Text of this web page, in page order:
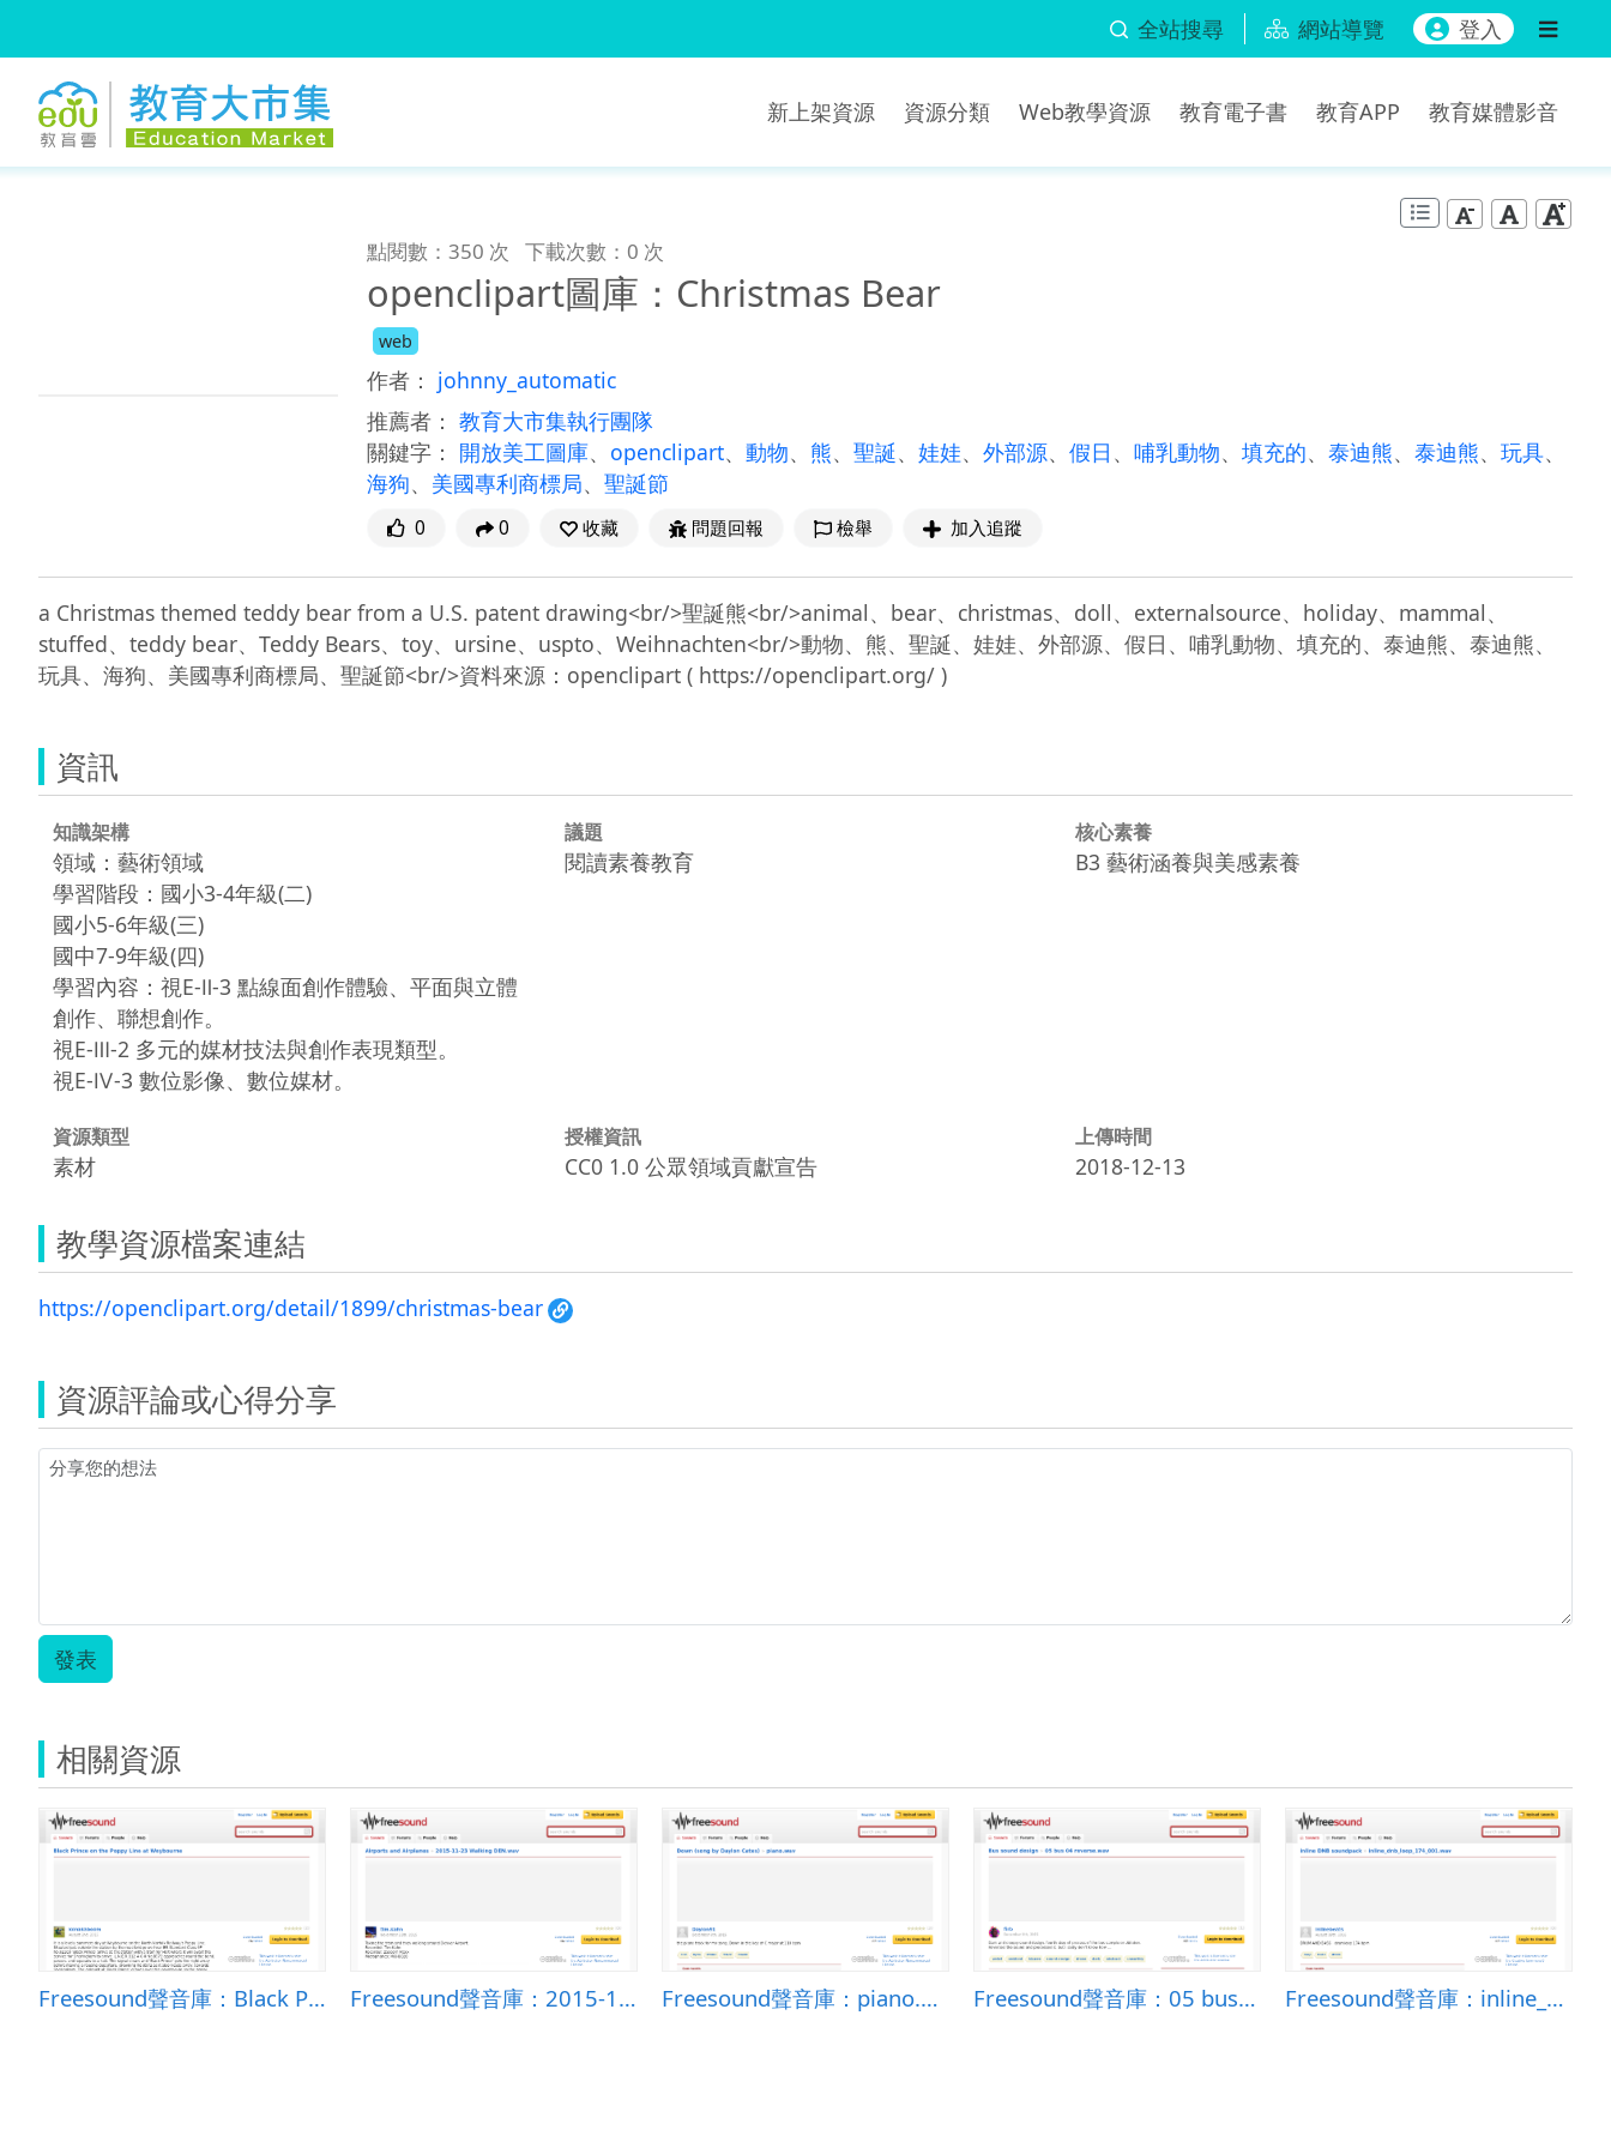
全站搜尋 網站導覽 登入
新上架資源 資源分類 Web教學資源 教育電子書 教育APP 教育媒體影音
點閱數：350 次 下載次數：0 次
openclipart圖庫：Christmas Bear
web
作者： johnny_automatic
推薦者： 教育大市集執行團隊
關鍵字： 開放美工圖庫、 openclipart、 動物、 熊、 聖誕、 娃娃、 外部源、 假日 、 哺乳動物、 填充的、 泰迪熊、 泰迪熊、 玩具、
海狗、 美國專利商標局、 聖誕節
0 0 收藏 問題回報 檢舉 加入追蹤
a Christmas themed teddy bear from a U.S. patent drawing<br/>聖誕熊<br/>animal、bear、christmas、doll、externalsource、holiday、mammal、
stuffed、teddy bear、Teddy Bears、toy、ursine、uspto、Weihnachten<br/>動物、熊、聖誕、娃娃、外部源、假日、哺乳動物、填充的、泰迪熊、泰迪熊、
資訊
知識架構
領域：藝術領域
學習階段：國小3-4年級(二)
國小5-6年級(三)
國中7-9年級(四)
學習內容：視E-Ⅱ-3 點線面創作體驗、平面與立體
創作、聯想創作。
視E-Ⅲ-2 多元的媒材技法與創作表現類型。
視E-Ⅳ-3 數位影像、數位媒材。
議題
閱讀素養教育
核心素養
B3 藝術涵養與美感素養
資源類型
素材
授權資訊
CC0 1.0 公眾領域貢獻宣告
上傳時間
2018-12-13
教學資源檔案連結
https://openclipart.org/detail/1899/christmas-bear
資源評論或心得分享
發表
相關資源
Freesound聲音庫：Black Prince on the Poppy Line at Weybourne Freesound聲音庫：2015-11-23 Walking DEN.wav Freesound聲音庫：piano.wav Freesound聲音庫：05 bus 04 reverse.wav Freesound聲音庫：inline_dnb_loop_174_001.wav